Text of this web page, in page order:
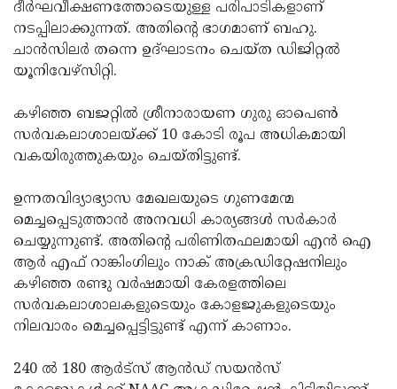
ദീര്‍ഘവീക്ഷണത്തോടെയുള്ള പരിപാടികളാണ്
നടപ്പിലാക്കുന്നത്. അതിന്റെ ഭാഗമാണ് ബഹു.
ചാന്‍സിലര്‍ തന്നെ ഉദ്ഘാടനം ചെയ്ത ഡിജിറ്റല്‍
യൂനിവേഴ്‌സിറ്റി.
കഴിഞ്ഞ ബജറ്റില്‍ ശ്രീനാരായണ ഗുരു ഓപെണ്‍
സര്‍വകലാശാലയ്ക്ക് 10 കോടി രൂപ അധികമായി
വകയിരുത്തുകയും ചെയ്തിട്ടുണ്ട്.
ഉന്നതവിദ്യാഭ്യാസ മേഖലയുടെ ഗുണമേന്മ
മെച്ചപ്പെടുത്താന്‍ അനവധി കാര്യങ്ങള്‍ സര്‍കാര്‍
ചെയ്യുന്നുണ്ട്. അതിന്റെ പരിണിതഫലമായി എന്‍ ഐ
ആര്‍ എഫ് റാങ്കിംഗിലും നാക് അക്രഡിറ്റേഷനിലും
കഴിഞ്ഞ രണ്ടു വര്‍ഷമായി കേരളത്തിലെ
സര്‍വകലാശാലകളുടെയും കോളജുകളുടെയും
നിലവാരം മെച്ചപ്പെട്ടിട്ടുണ്ട് എന്ന് കാണാം.
240 ല്‍ 180 ആര്‍ട്‌സ് ആന്‍ഡ് സയന്‍സ്